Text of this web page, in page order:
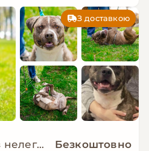
З доставкою
Гарний пес Тагір з нелегкою долею… Безкоштовно